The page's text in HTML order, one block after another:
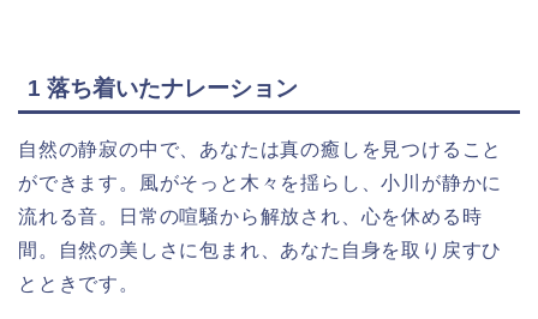
1 落ち着いたナレーション
自然の静寂の中で、あなたは真の癒しを見つけること
ができます。風がそっと木々を揺らし、小川が静かに
流れる音。日常の喧騒から解放され、心を休める時
間。自然の美しさに包まれ、あなた自身を取り戻すひ
とときです。